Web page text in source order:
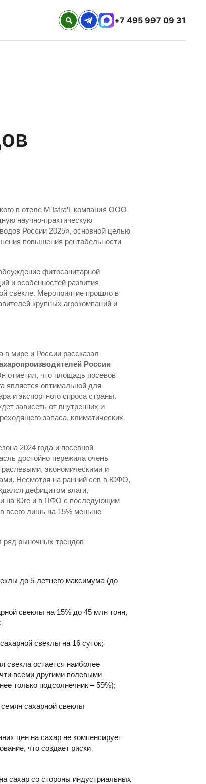
+7 495 997 09 31
в отеле M’Istra’L компания ООО
научно-практическую
России 2025», основной целью
повышения рентабельности
фитосанитарной
и особенностей развития
свёкле. Мероприятие прошло в
крупных агрокомпаний и
в мире и России рассказал
России
отметил, что площадь посевов
является оптимальной для
и экспортного спроса страны.
зависеть от внутренних и
запаса, климатических
2024 года и посевной
достойно пережила очень
экономическими и
Несмотря на ранний сев в ЮФО,
дефицитом влаги,
на Юге и в ПФО с последующим
всего лишь на 15% меньше
ряд рыночных трендов
до 5-летнего максимума (до
свеклы на 15% до 45 млн тонн,
свеклы на 16 суток;
свекла остается наиболее
всеми другими полевыми
только подсолнечник – 59%);
сахарной свеклы
цен на сахар не компенсирует
что создает риски
сахар со стороны индустриальных